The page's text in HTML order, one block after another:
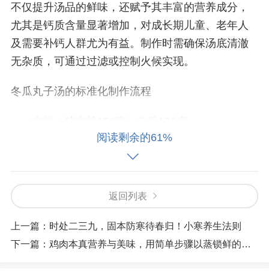
不仅提升汤品的鲜味，还赋予其丰富的营养成分，
尤其是钙质含量显著增加，对成长期儿童、老年人
及需要补钙人群尤为有益。制作时需确保汤底清澈
无杂质，可通过过滤或控制火候实现。
冬瓜丸子汤的标准化制作流程
辅料：蛋清1枚，姜末1茶匙（3克），姜片2
片，香菜3克
调料：料酒1茶匙（5毫升），盐2茶匙（10
步骤分解：
阅读剩余的61%
返回列表
上一篇： 时处二三九，固本防寒待春归！小寒养生法则
下一篇： 鸡肉本真营养与美味，用简单步骤以蒸锁鲜的水蒸鸡！